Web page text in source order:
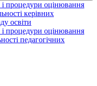
і процедури оцінювання
керівних
освіти
і процедури оцінювання
педагогічних